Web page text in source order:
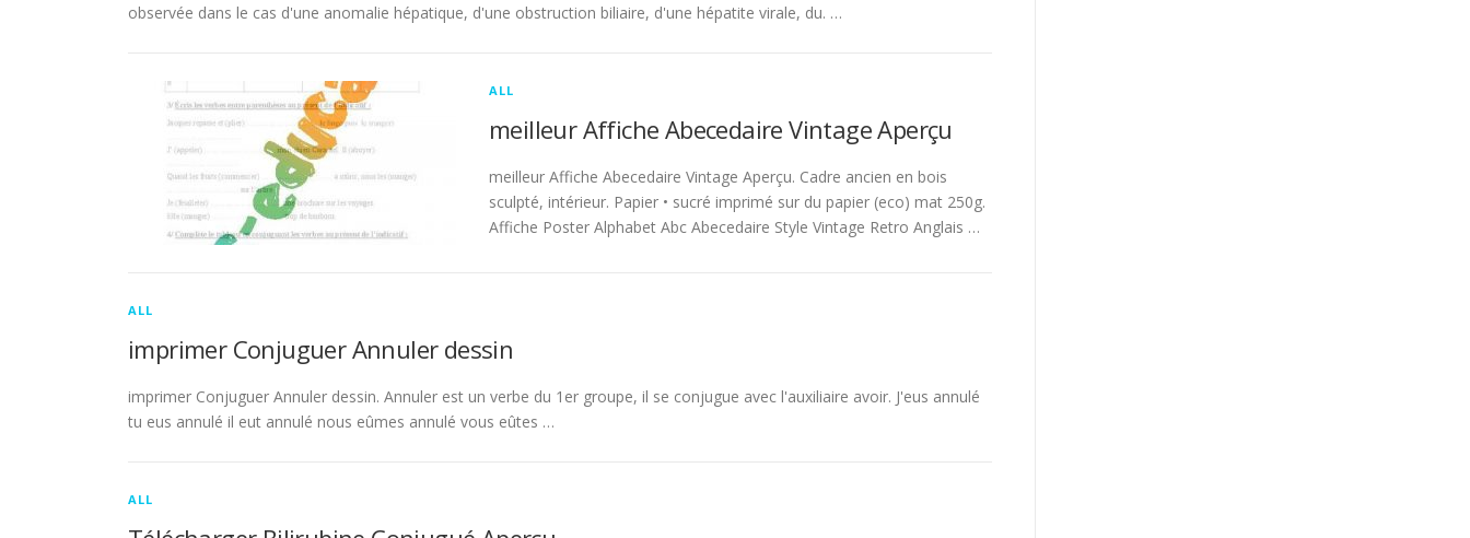
observée dans le cas d'une anomalie hépatique, d'une obstruction biliaire, d'une hépatite virale, du. …
ALL
meilleur Affiche Abecedaire Vintage Aperçu
meilleur Affiche Abecedaire Vintage Aperçu. Cadre ancien en bois
sculpté, intérieur. Papier • sucré imprimé sur du papier (eco) mat 250g.
Affiche Poster Alphabet Abc Abecedaire Style Vintage Retro Anglais …
ALL
imprimer Conjuguer Annuler dessin
imprimer Conjuguer Annuler dessin. Annuler est un verbe du 1er groupe, il se conjugue avec l'auxiliaire avoir. J'eus annulé
tu eus annulé il eut annulé nous eûmes annulé vous eûtes …
ALL